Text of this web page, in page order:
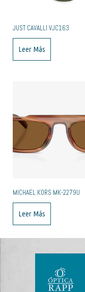
JUST CAVALLI VJC163
Leer Más
MICHAEL KORS MK-2279U
Leer Más